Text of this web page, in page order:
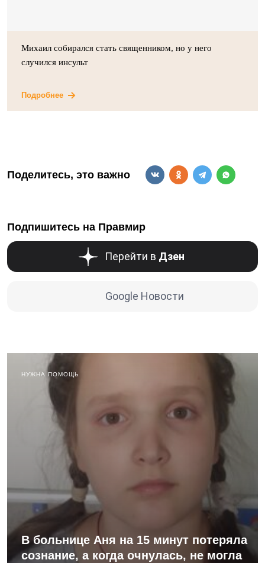
Михаил собирался стать священником, но у него
случился инсульт
Подробнее
Поделитесь, это важно
Подпишитесь на Правмир
Перейти в Дзен
Google Новости
НУЖНА ПОМОЩЬ
В больнице Аня на 15 минут потеряла
сознание, а когда очнулась, не могла